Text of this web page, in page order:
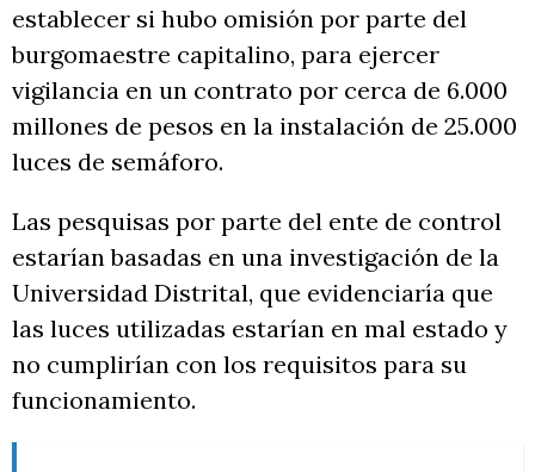
establecer si hubo omisión por parte del
burgomaestre capitalino, para ejercer
vigilancia en un contrato por cerca de 6.000
millones de pesos en la instalación de 25.000
luces de semáforo.
Las pesquisas por parte del ente de control
estarían basadas en una investigación de la
Universidad Distrital, que evidenciaría que
las luces utilizadas estarían en mal estado y
no cumplirían con los requisitos para su
funcionamiento.